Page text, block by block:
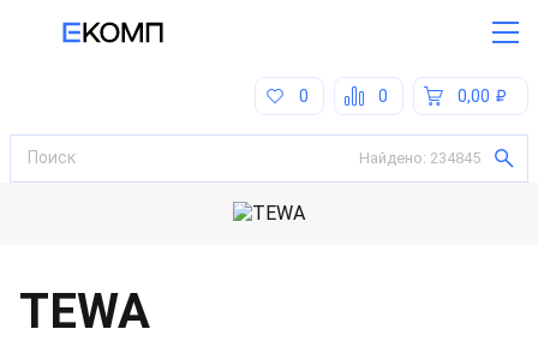
0,00
0
0
Найдено: 234845
TEWA